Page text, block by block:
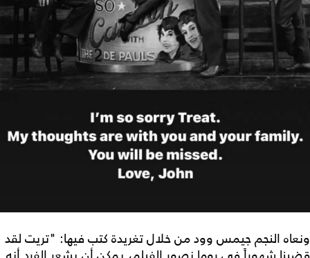
ونعاه النجم جيمس وود من خلال تغريدة كتب فيها: "تريت لقد